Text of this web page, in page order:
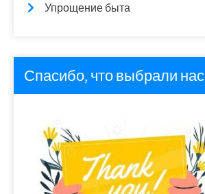
Упрощение быта
Спасибо, что выбрали нас